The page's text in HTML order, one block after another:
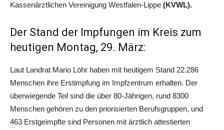
Kassenärztlichen Vereinigung Westfalen-Lippe (KVWL).
Der Stand der Impfungen im Kreis zum
heutigen Montag, 29. März:
Laut Landrat Mario Löhr haben mit heutigem Stand 22.286
Menschen ihre Erstimpfung im Impfzentrum erhalten. Der
überwiegende Teil sind die über 80-Jährigen, rund 8300
Menschen gehören zu den priorisierten Berufsgruppen, und
463 Erstgeimpfte sind Personen mit ärztlich attestierten